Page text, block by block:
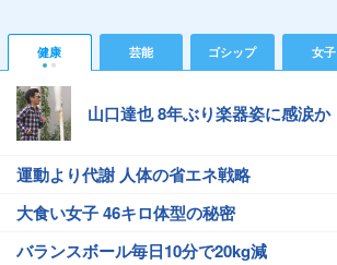
健康 芸能 ゴシップ 女子
山口達也 8年ぶり楽器姿に感涙か
運動より代謝 人体の省エネ戦略
大食い女子 46キロ体型の秘密
バランスボール毎日10分で20kg減